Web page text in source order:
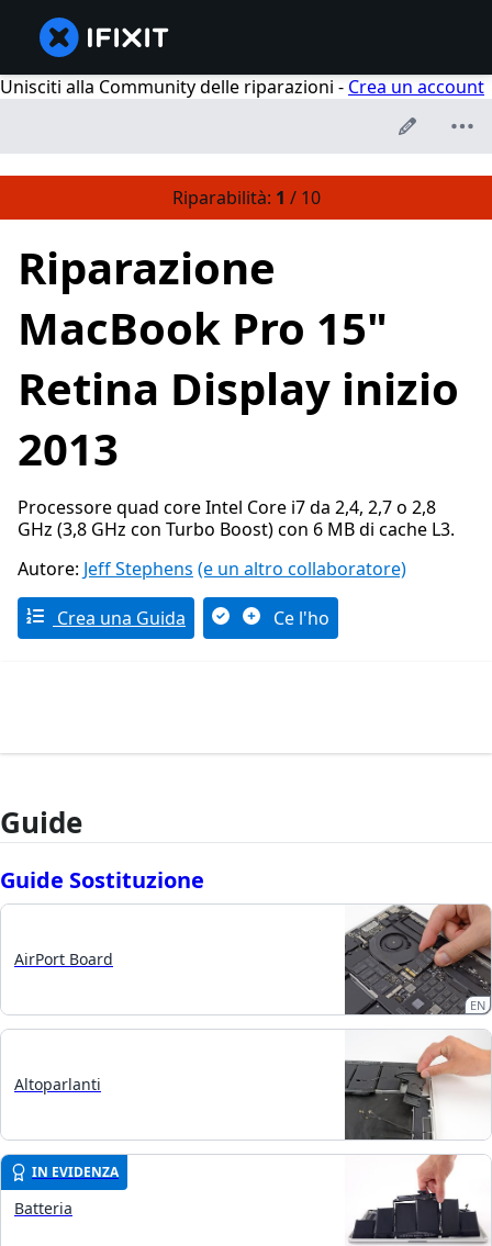
Unisciti alla Community delle riparazioni - Crea un account
Riparabilità: 1 / 10
Riparazione
MacBook Pro 15"
Retina Display inizio
2013
Processore quad core Intel Core i7 da 2,4, 2,7 o 2,8
GHz (3,8 GHz con Turbo Boost) con 6 MB di cache L3.
Autore: Jeff Stephens (e un altro collaboratore)
Crea una Guida Ce l'ho
Guide
Guide Sostituzione
AirPort Board
EN
Altoparlanti
IN EVIDENZA
Batteria